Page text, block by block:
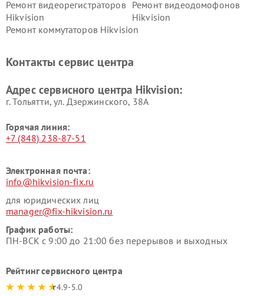
Ремонт видеорегистраторов
Hikvision
Ремонт видеодомофонов
Hikvision
Ремонт коммутаторов Hikvision
Контакты сервис центра
Адрес сервисного центра Hikvision:
г. Тольятти, ул. Дзержинского, 38А
Горячая линия:
+7 (848) 238-87-51
Электронная почта:
info@hikvision-fix.ru
для юридических лиц
manager@fix-hikvision.ru
График работы:
ПН-ВСК с 9:00 до 21:00 без перерывов и выходных
Рейтинг сервисного центра
4.9-5.0